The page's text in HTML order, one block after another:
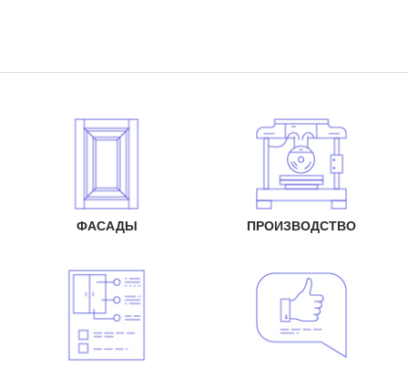
ФАСАДЫ ПРОИЗВОДСТВО